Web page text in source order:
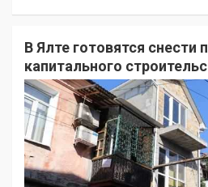
В Ялте готовятся снести
капитального